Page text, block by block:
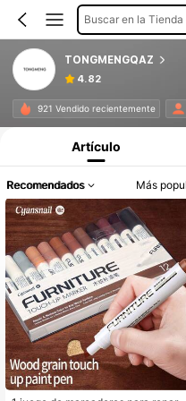
Buscar en la Tienda
TONGMENGQAZ
4.82
921 Vendido recientemente
Artículo
Recomendados Más